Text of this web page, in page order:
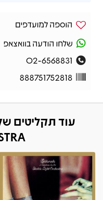
הוספה למועדפים
שלחו הודעה בוואצאפ
02-6568831
888751752818